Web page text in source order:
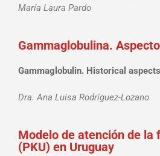
María Laura Pardo
Gammaglobulina.
Gammaglobulin. Historical aspects
Dra. Ana Luisa Rodríguez-Lozano
Modelo de atención de la
(PKU) en Uruguay